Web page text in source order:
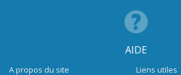
AIDE
A propos du site Liens utiles